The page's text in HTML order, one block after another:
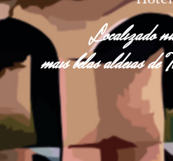
Localizado
mais belas aldeias